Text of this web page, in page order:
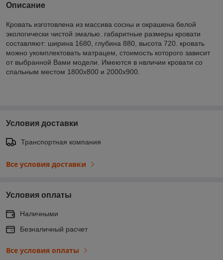
Описание
Кровать изготовлена из массива сосны и окрашена белой
экологически чистой эмалью. габаритные размеры кровати
составляют: ширина 1680, глубина 880, высота 720. кровать
можно укомплектовать матрацем, стоимость которого зависит
от выбранной Вами модели. Имеются в нвличии кровати со
спальным местом 1800х800 и 2000х900.
Условия доставки
Транспортная компания
Все условия доставки
Условия оплаты
Наличными
Безналичный расчет
Все условия оплаты